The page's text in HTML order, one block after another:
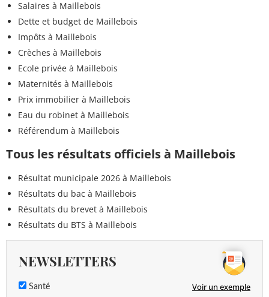
Salaires à Maillebois
Dette et budget de Maillebois
Impôts à Maillebois
Crèches à Maillebois
Ecole privée à Maillebois
Maternités à Maillebois
Prix immobilier à Maillebois
Eau du robinet à Maillebois
Référendum à Maillebois
Tous les résultats officiels à Maillebois
Résultat municipale 2026 à Maillebois
Résultats du bac à Maillebois
Résultats du brevet à Maillebois
Résultats du BTS à Maillebois
NEWSLETTERS
Santé Voir un exemple